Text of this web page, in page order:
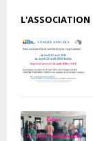
L'ASSOCIATION